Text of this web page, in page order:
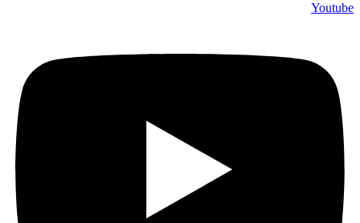
Youtube